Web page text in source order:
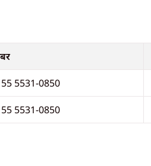
5531-0850
5531-0850